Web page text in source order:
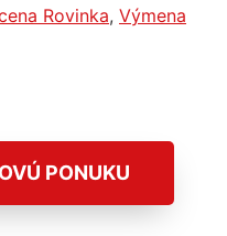
Rovinka, Výmena
PONUKU